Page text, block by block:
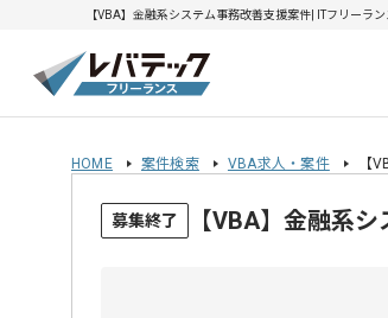
【VBA】金融系システム事務改善支援案件| ITフリー
HOME 案件検索 VBA求人・案件 【
募集終了 【VBA】金融系